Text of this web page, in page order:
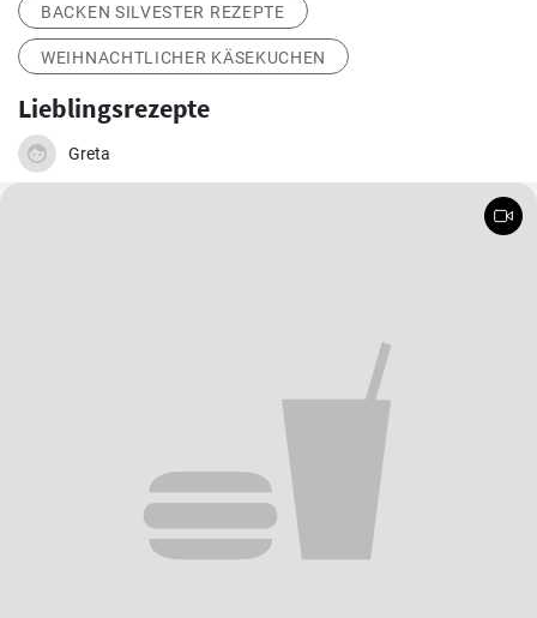
BACKEN SILVESTER REZEPTE
WEIHNACHTLICHER KÄSEKUCHEN
Lieblingsrezepte
Greta